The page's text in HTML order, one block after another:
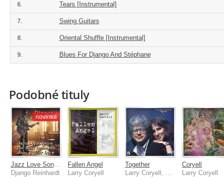
6. Tears [Instrumental]
7. Swing Guitars
8. Oriental Shuffle [Instrumental]
9. Blues For Django And Stéphane
Podobné tituly
novinka
Jazz Love Songs: The Best Romantic Jazz Guitar Love
Django Reinhardt
Fallen Angel
Larry Coryell
Together
Coryell
Larry Coryell